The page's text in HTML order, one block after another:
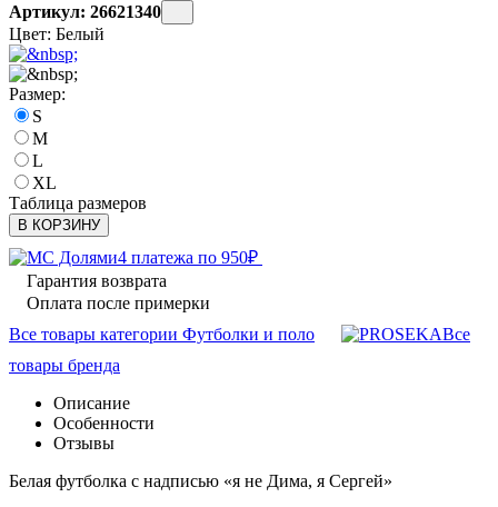
Артикул: 26621340
Цвет: Белый
Размер:
S
M
L
XL
Таблица размеров
В КОРЗИНУ
4 платежа по 950₽
Гарантия возврата
Оплата после примерки
Все товары категории Футболки и поло
Все
товары бренда
Описание
Особенности
Отзывы
Белая футболка с надписью «я не Дима, я Сергей»